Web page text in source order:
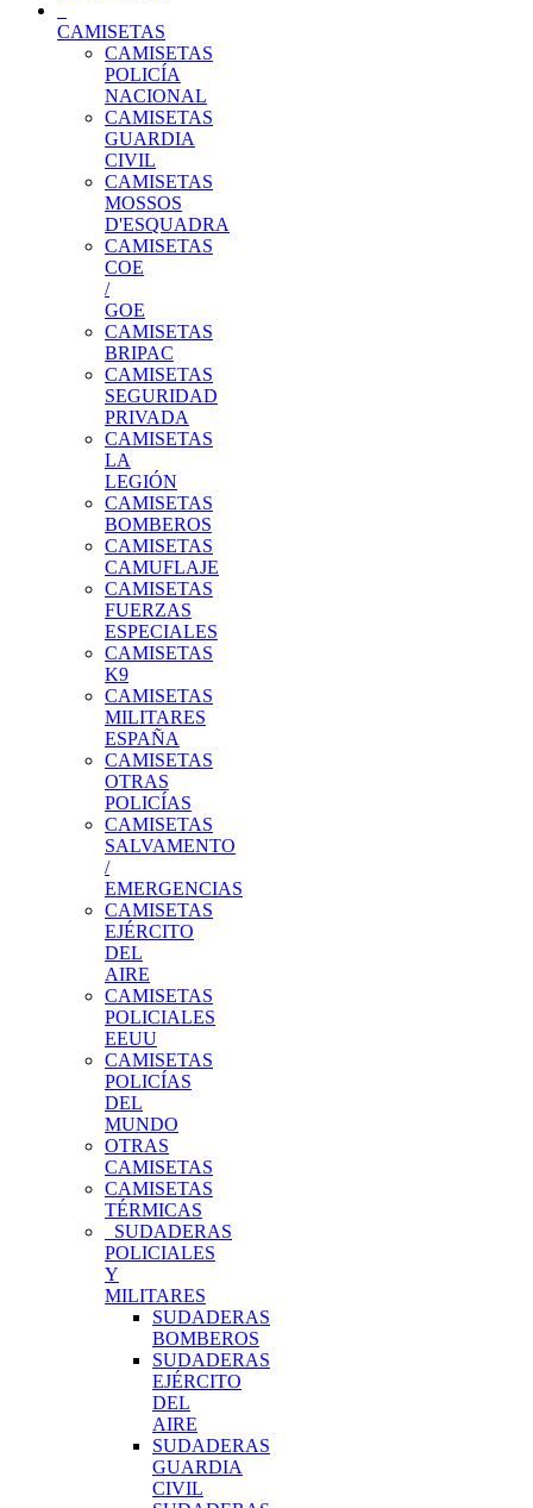
CAMISETAS
CAMISETAS
POLICÍA
NACIONAL
CAMISETAS
GUARDIA
CIVIL
CAMISETAS
MOSSOS
D'ESQUADRA
CAMISETAS
COE
/
GOE
CAMISETAS
BRIPAC
CAMISETAS
SEGURIDAD
PRIVADA
CAMISETAS
LA
LEGIÓN
CAMISETAS
BOMBEROS
CAMISETAS
CAMUFLAJE
CAMISETAS
FUERZAS
ESPECIALES
CAMISETAS
K9
CAMISETAS
MILITARES
ESPAÑA
CAMISETAS
OTRAS
POLICÍAS
CAMISETAS
SALVAMENTO
/
EMERGENCIAS
CAMISETAS
EJÉRCITO
DEL
AIRE
CAMISETAS
POLICIALES
EEUU
CAMISETAS
POLICÍAS
DEL
MUNDO
OTRAS
CAMISETAS
CAMISETAS
TÉRMICAS
SUDADERAS
POLICIALES
Y
MILITARES
SUDADERAS
BOMBEROS
SUDADERAS
EJÉRCITO
DEL
AIRE
SUDADERAS
GUARDIA
CIVIL